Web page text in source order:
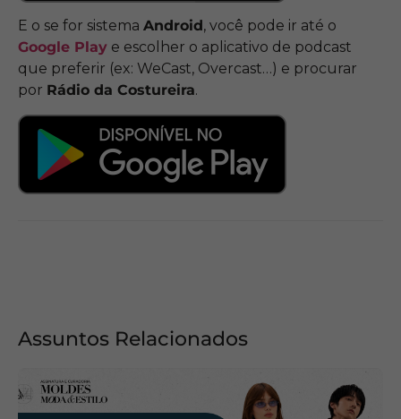
E o se for sistema Android, você pode ir até o
Google Play e escolher o aplicativo de podcast
que preferir (ex: WeCast, Overcast…) e procurar
por Rádio da Costureira.
Assuntos Relacionados